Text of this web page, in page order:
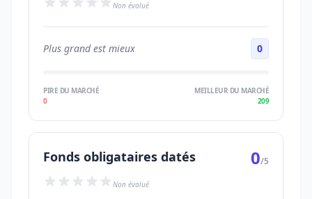
Non évalué
Plus grand est mieux 0
PIRE DU MARCHÉ
0
MEILLEUR DU MARCHÉ
209
Fonds obligataires datés 0/5
Non évalué